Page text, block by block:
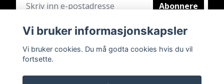
Abonnere
Vi bruker informasjonskapsler
Vi bruker cookies. Du må godta cookies hvis du vil
fortsette.